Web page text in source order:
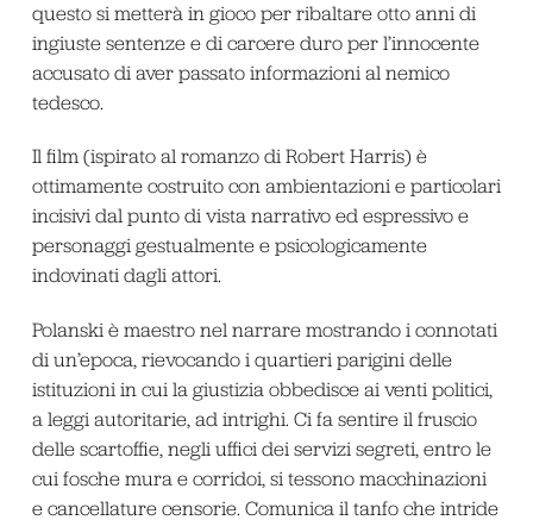
questo si metterà in gioco per ribaltare otto anni di
ingiuste sentenze e di carcere duro per l’innocente
accusato di aver passato informazioni al nemico
tedesco.
Il film (ispirato al romanzo di Robert Harris) è
ottimamente costruito con ambientazioni e particolari
incisivi dal punto di vista narrativo ed espressivo e
personaggi gestualmente e psicologicamente
indovinati dagli attori.
Polanski è maestro nel narrare mostrando i connotati
di un’epoca, rievocando i quartieri parigini delle
istituzioni in cui la giustizia obbedisce ai venti politici,
a leggi autoritarie, ad intrighi. Ci fa sentire il fruscio
delle scartoffie, negli uffici dei servizi segreti, entro le
cui fosche mura e corridoi, si tessono macchinazioni
e cancellature censorie. Comunica il tanfo che intride